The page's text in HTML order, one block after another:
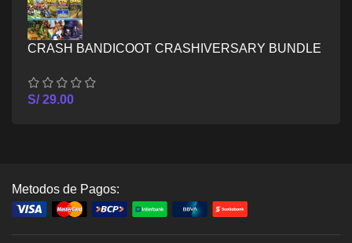
CRASH BANDICOOT CRASHIVERSARY BUNDLE
S/29.00
Metodos de Pagos: